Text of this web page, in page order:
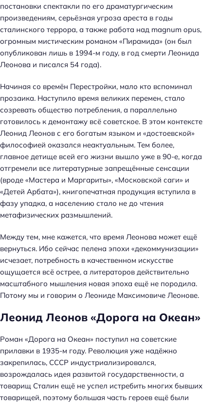
постановки спектакли по его драматургическим
произведениям, серьёзная угроза ареста в годы
сталинского террора, а также работа над magnum opus,
огромным мистическим романом «Пирамида» (он был
опубликован лишь в 1994-м году, в год смерти Леонида
Леонова и писался 54 года).
Начиная со времён Перестройки, мало кто вспоминал
прозаика. Наступило время великих перемен, стало
созревать общество потребления, а параллельно
готовилось к демонтажу всё советское. В этом контексте
Леонид Леонов с его богатым языком и «достоевской»
философией оказался неактуальным. Тем более,
главное детище всей его жизни вышло уже в 90-е, когда
отгремели все литературные запрещённые сенсации
(вроде «Мастера и Маргариты», «Московской саги» и
«Детей Арбата»), книгопечатная продукция вступила в
фазу упадка, а населению стало не до чтения
метафизических размышлений.
Между тем, мне кажется, что время Леонова может ещё
вернуться. Ибо сейчас пелена эпохи «декоммунизации»
исчезает, потребность в качественном искусстве
ощущается всё острее, а литераторов действительно
масштабного мышления новая эпоха ещё не породила.
Потому мы и говорим о Леониде Максимовиче Леонове.
Леонид Леонов «Дорога на Океан»
Роман «Дорога на Океан» поступил на советские
прилавки в 1935-м году. Революция уже надёжно
закрепилась, СССР индустриализировался,
возрождалась идея развитой государственности, а
товарищ Сталин ещё не успел истребить многих бывших
товарищей, поэтому большая часть героев ещё были